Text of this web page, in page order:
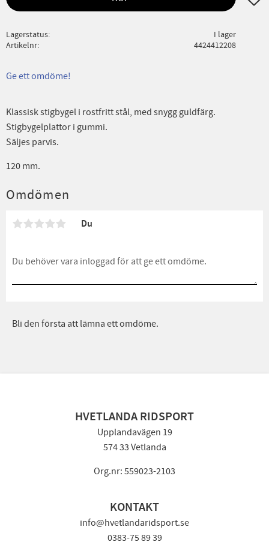
Lagerstatus
I lager
Artikelnr
4424412208
Ge ett omdöme!
Klassisk stigbygel i rostfritt stål, med snygg guldfärg.
Stigbygelplattor i gummi.
Säljes parvis.
120 mm.
Omdömen
Du
Bli den första att lämna ett omdöme.
HVETLANDA RIDSPORT
Upplandavägen 19
574 33 Vetlanda
Org.nr: 559023-2103
KONTAKT
info@hvetlandaridsport.se
0383-75 89 39